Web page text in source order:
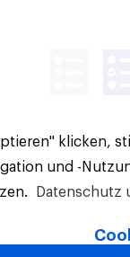
klicken,
und -
Datenschutz